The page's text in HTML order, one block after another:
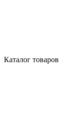
Каталог товаров